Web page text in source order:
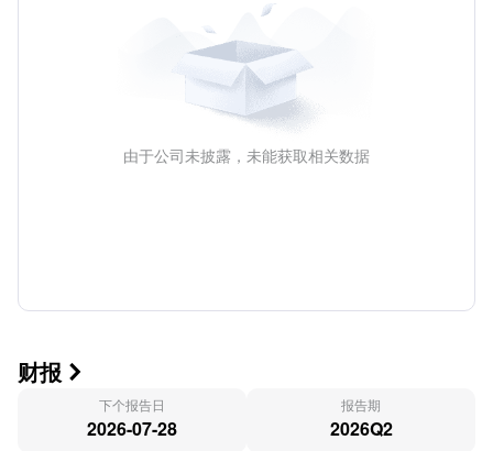
由于公司未披露，未能获取相关数据
财报 
下个报告日
2026-07-28
报告期
2026Q2